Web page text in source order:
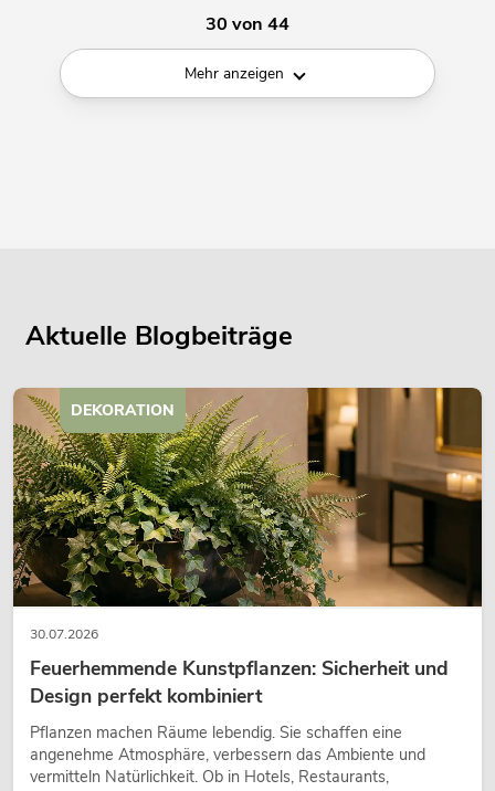
30 von 44
Mehr anzeigen
Aktuelle Blogbeiträge
30.07.2026
Feuerhemmende Kunstpflanzen: Sicherheit und
Design perfekt kombiniert
Pflanzen machen Räume lebendig. Sie schaffen eine
angenehme Atmosphäre, verbessern das Ambiente und
vermitteln Natürlichkeit. Ob in Hotels, Restaurants,
DEKORATION